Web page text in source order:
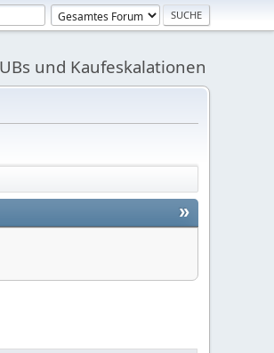
und Kaufeskalationen
»